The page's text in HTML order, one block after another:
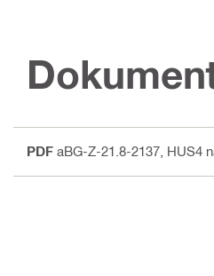
PDF aBG-Z-21.8-2137, HUS4